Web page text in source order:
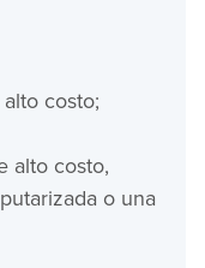
costo;
alto costo,
o una